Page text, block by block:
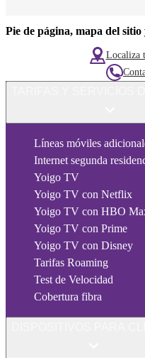
Pie de página, mapa del sitio
Localiza
Líneas móviles
Internet segunda
Yoigo TV
Yoigo TV con Netflix
Yoigo TV con HBO
Yoigo TV con Prime
Yoigo TV con Disney
Tarifas Roaming
Test de Velocidad
Cobertura fibra